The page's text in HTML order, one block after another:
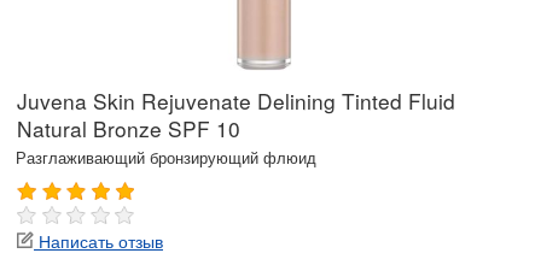
Juvena Skin Rejuvenate Delining Tinted Fluid
Natural Bronze SPF 10
Разглаживающий бронзирующий флюид
Написать отзыв